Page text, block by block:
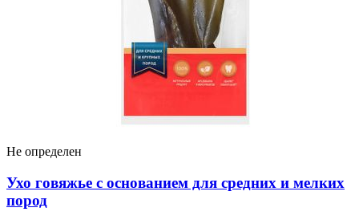
Не определен
Ухо говяжье с основанием для средних и мелких
пород